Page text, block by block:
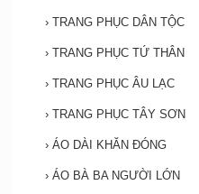
› TRANG PHỤC DÂN TỘC
› TRANG PHỤC TỨ THÂN
› TRANG PHỤC ÂU LẠC
› TRANG PHỤC TÂY SƠN
› ÁO DÀI KHĂN ĐÓNG
› ÁO BÀ BA NGƯỜI LỚN